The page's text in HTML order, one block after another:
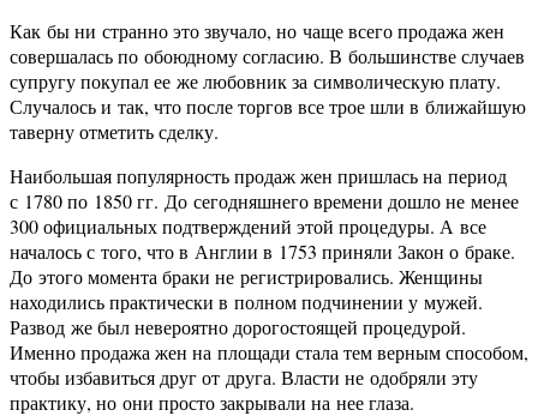
Как бы ни странно это звучало, но чаще всего продажа жен
совершалась по обоюдному согласию. В большинстве случаев
супругу покупал ее же любовник за символическую плату.
Случалось и так, что после торгов все трое шли в ближайшую
таверну отметить сделку.
Наибольшая популярность продаж жен пришлась на период
с 1780 по 1850 гг. До сегодняшнего времени дошло не менее
300 официальных подтверждений этой процедуры. А все
началось с того, что в Англии в 1753 приняли Закон о браке.
До этого момента браки не регистрировались. Женщины
находились практически в полном подчинении у мужей.
Развод же был невероятно дорогостоящей процедурой.
Именно продажа жен на площади стала тем верным способом,
чтобы избавиться друг от друга. Власти не одобряли эту
практику, но они просто закрывали на нее глаза.